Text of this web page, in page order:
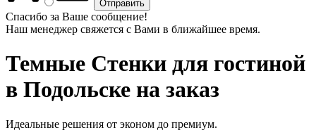
Спасибо за Ваше сообщение!
Наш менеджер свяжется с Вами в ближайшее время.
Темные Стенки для гостиной
в Подольске на заказ
Идеальные решения от эконом до премиум.